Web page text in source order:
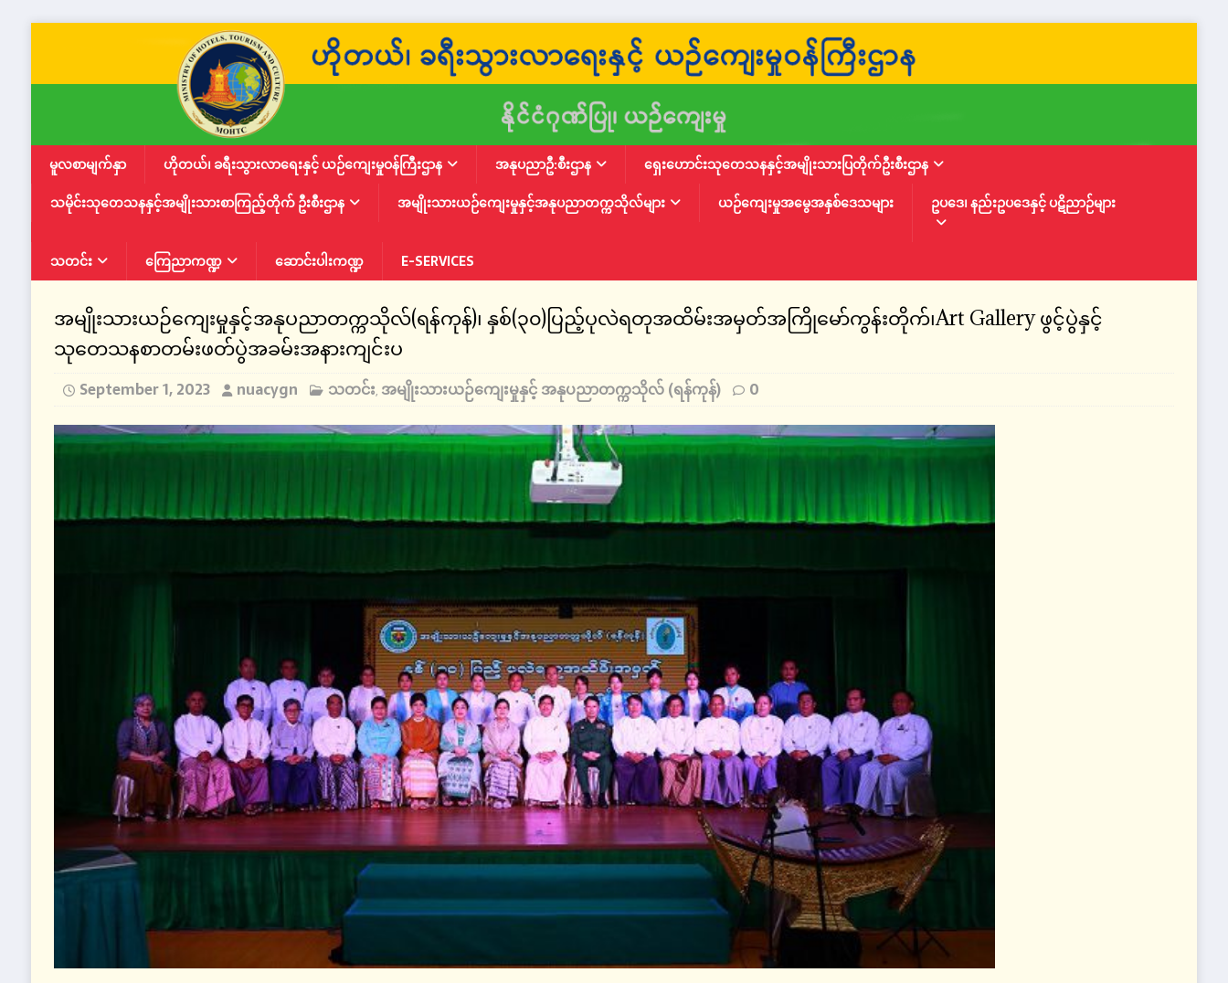
မူလစာမျက်နှာ ဟိုတယ်၊ ခရီးသွားလာရေးနှင့် ယဉ်ကျေးမှုဝန်ကြီးဌာန အနုပညာဦ:စီးဌာန
ရှေးဟောင်းသုတေသနနှင့်အမျိုးသားပြတိုက်ဦးစီးဌာန
သမိုင်းသုတေသနနှင့်အမျိုးသားစာကြည့်တိုက် ဦးစီးဌာန
အမျိုးသားယဉ်ကျေးမှုနှင့်အနုပညာတက္ကသိုလ်များ ယဉ်ကျေးမှုအမွေအနှစ်ဒေသများ ဥပဒေ၊ နည်းဥပဒေနှင့် ပဋိညာဉ်များ
သတင်း ကြေညာကဏ္ဍ ဆောင်းပါးကဏ္ဍ E-SERVICES
အမျိုးသားယဉ်ကျေးမှုနှင့်အနုပညာတက္ကသိုလ်(ရန်ကုန်)၊ နှစ်(၃၀)ပြည့်ပုလဲရတုအထိမ်းအမှတ်အကြိုမော်ကွန်းတိုက်၊Art Gallery ဖွင့်ပွဲနှင့်
သုတေသနစာတမ်းဖတ်ပွဲအခမ်းအနားကျင်းပ
September 1, 2023 nuacygn သတင်း, အမျိုးသားယဉ်ကျေးမှုနှင့် အနုပညာတက္ကသိုလ် (ရန်ကုန်) 0